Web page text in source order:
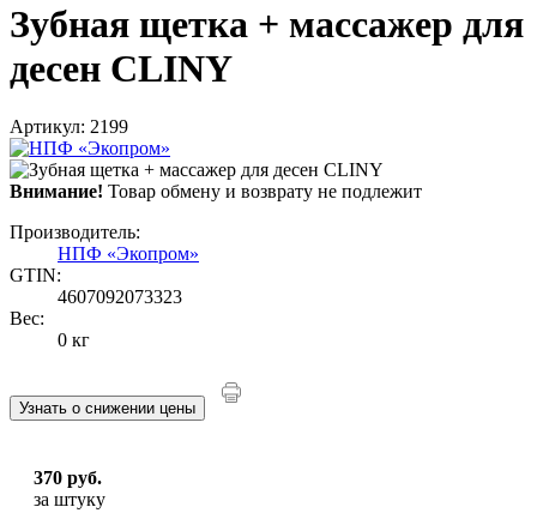
Зубная щетка + массажер для
десен CLINY
Артикул: 2199
Внимание! Товар обмену и возврату не подлежит
Производитель:
НПФ «Экопром»
GTIN:
4607092073323
Вес:
0 кг
Узнать о снижении цены
370 руб.
за штуку